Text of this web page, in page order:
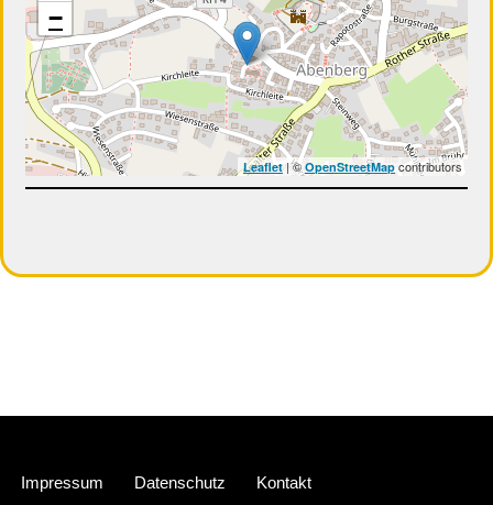
−
Leaflet| © OpenStreetMapcontributors
Impressum Datenschutz Kontakt